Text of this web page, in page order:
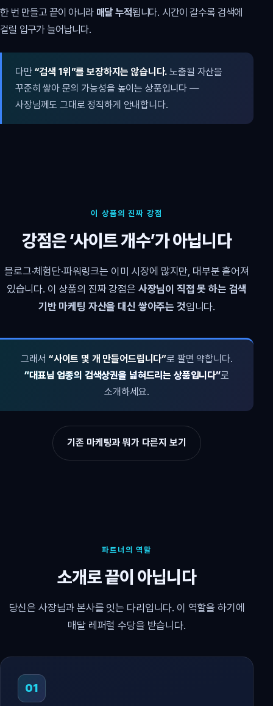
한 번 만들고 끝이 아니라 매달 누적됩니다. 시간이 갈수록 검색에
걸릴 입구가 늘어납니다.
다만 “검색 1위”를 보장하지는 않습니다. 노출될 자산을
꾸준히 쌓아 문의 가능성을 높이는 상품입니다 —
사장님께도 그대로 정직하게 안내합니다.
이 상품의 진짜 강점
강점은 ‘사이트 개수’가 아닙니다
블로그·체험단·파워링크는 이미 시장에 많지만, 대부분 흩어져
있습니다. 이 상품의 진짜 강점은 사장님이 직접 못 하는 검색
기반 마케팅 자산을 대신 쌓아주는 것입니다.
그래서 “사이트 몇 개 만들어드립니다”로 팔면 약합니다.
“대표님 업종의 검색상권을 넓혀드리는 상품입니다”로
소개하세요.
기존 마케팅과 뭐가 다른지 보기
파트너의 역할
소개로 끝이 아닙니다
당신은 사장님과 본사를 잇는 다리입니다. 이 역할을 하기에
매달 레퍼럴 수당을 받습니다.
01